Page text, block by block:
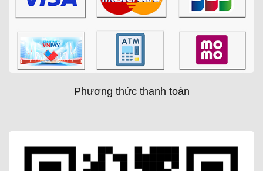
Phương thức thanh toán